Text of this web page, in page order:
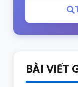
BÀI VIẾT